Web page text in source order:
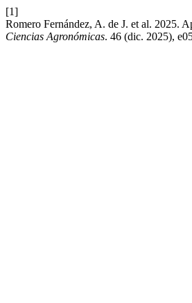
[1]
Romero Fernández, A. de J. et al. 2025.
Ciencias Agronómicas. 46 (dic. 2025),